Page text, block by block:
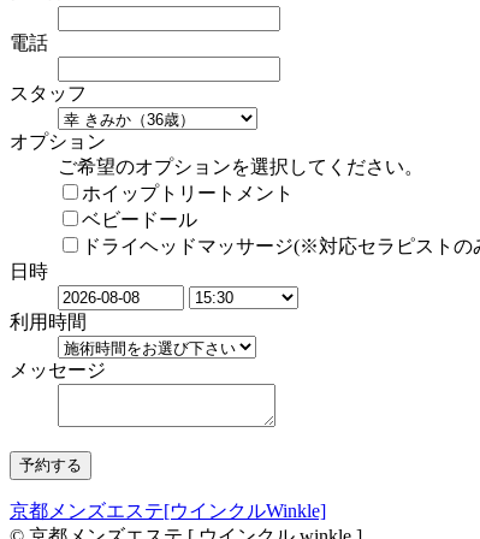
電話
スタッフ
オプション
ご希望のオプションを選択してください。
ホイップトリートメント
ベビードール
ドライヘッドマッサージ(※対応セラピストの
日時
利用時間
メッセージ
京都メンズエステ[ウインクルWinkle]